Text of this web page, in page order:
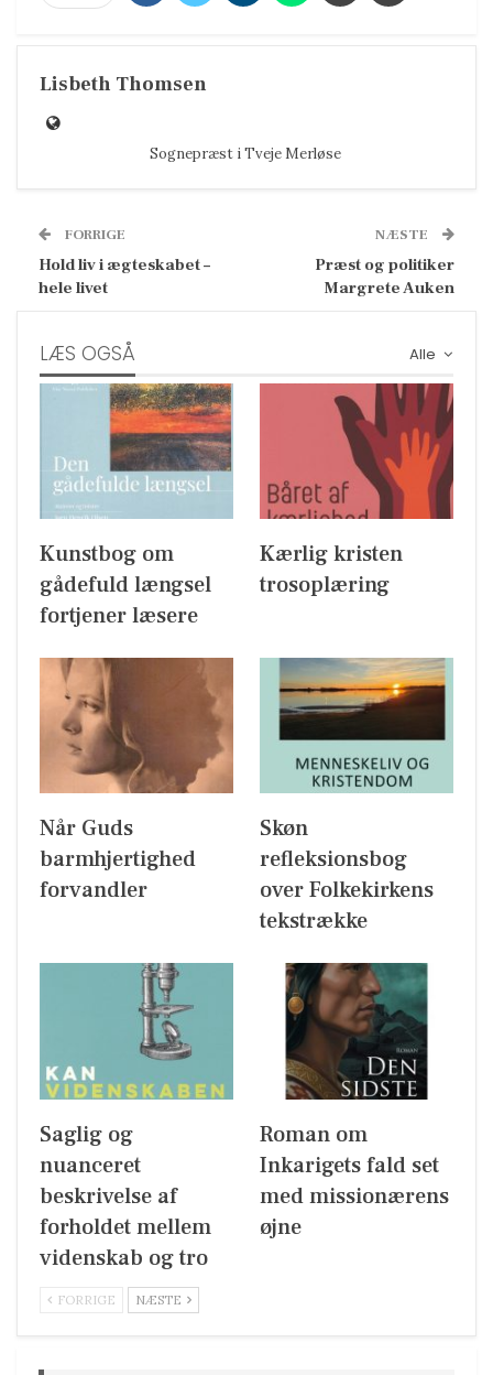
Lisbeth Thomsen
Sognepræst i Tveje Merløse
FORRIGE
Hold liv i ægteskabet –
hele livet
NÆSTE
Præst og politiker
Margrete Auken
Alle
LÆS OGSÅ
Kunstbog om
gådefuld længsel
fortjener læsere
Kærlig kristen
trosoplæring
Når Guds
barmhjertighed
forvandler
Skøn
refleksionsbog
over Folkekirkens
tekstrække
Saglig og
nuanceret
beskrivelse af
forholdet mellem
videnskab og tro
Roman om
Inkarigets fald set
med missionærens
øjne
FORRIGE NÆSTE